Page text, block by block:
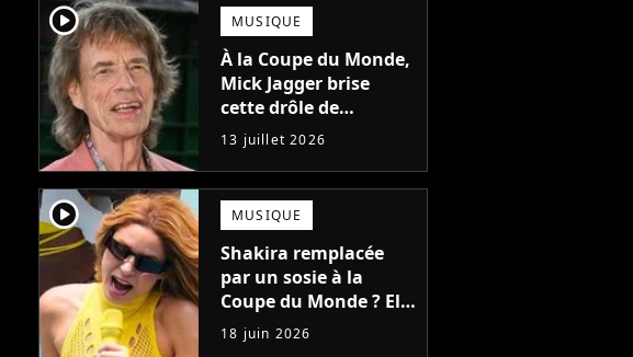
player2 MUSIQUE
À la Coupe du Monde,
Mick Jagger brise
cette drôle de
malédiction qui dure
depuis 16 ans
13 juillet 2026
player2 MUSIQUE
Shakira remplacée
par un sosie à la
Coupe du Monde ? Elle
répond enfin, et de la
meilleure des façons !
18 juin 2026